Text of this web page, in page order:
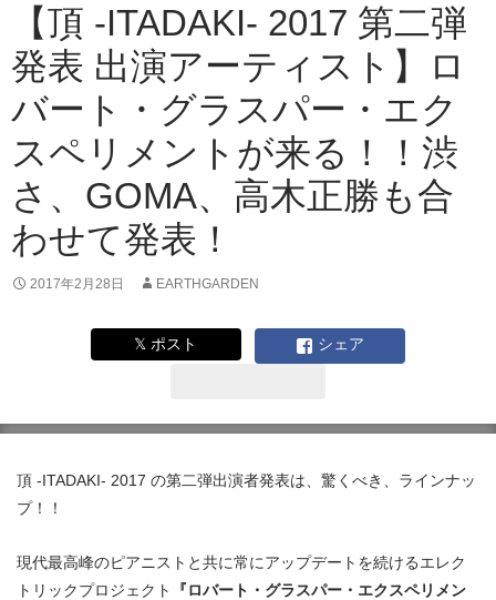
【頂 -ITADAKI- 2017 第二弾
発表 出演アーティスト】ロ
バート・グラスパー・エク
スペリメントが来る！！渋
さ、GOMA、高木正勝も合
わせて発表！
2017年2月28日 EARTHGARDEN
𝕏 ポスト シェア
頂 -ITADAKI- 2017 の第二弾出演者発表は、驚くべき、ラインナッ
プ！！
現代最高峰のピアニストと共に常にアップデートを続けるエレク
トリックプロジェクト
『ロバート・グラスパー・エクスペリメン